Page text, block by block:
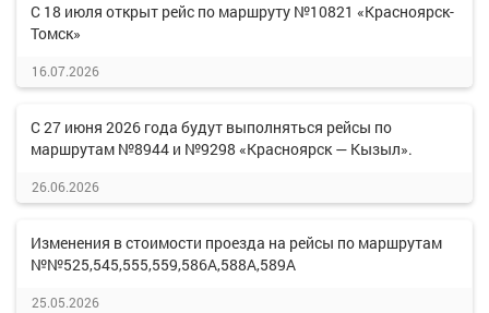
С 18 июля открыт рейс по маршруту №10821 «Красноярск-
Томск»
16.07.2026
С 27 июня 2026 года будут выполняться рейсы по
маршрутам №8944 и №9298 «Красноярск — Кызыл».
26.06.2026
Изменения в стоимости проезда на рейсы по маршрутам
№№525,545,555,559,586А,588А,589А
25.05.2026